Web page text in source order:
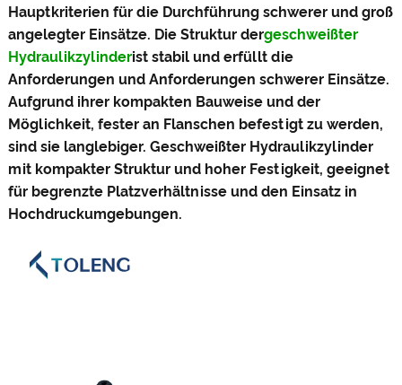
Hauptkriterien für die Durchführung schwerer und groß
angelegter Einsätze. Die Struktur dergeschweißter
Hydraulikzylinderist stabil und erfüllt die
Anforderungen und Anforderungen schwerer Einsätze.
Aufgrund ihrer kompakten Bauweise und der
Möglichkeit, fester an Flanschen befestigt zu werden,
sind sie langlebiger. Geschweißter Hydraulikzylinder
mit kompakter Struktur und hoher Festigkeit, geeignet
für begrenzte Platzverhältnisse und den Einsatz in
Hochdruckumgebungen.